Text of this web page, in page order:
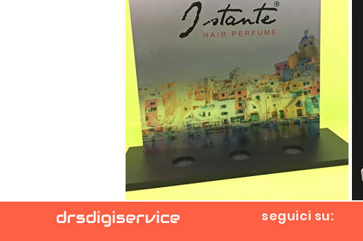
drsdigiservice seguici su: